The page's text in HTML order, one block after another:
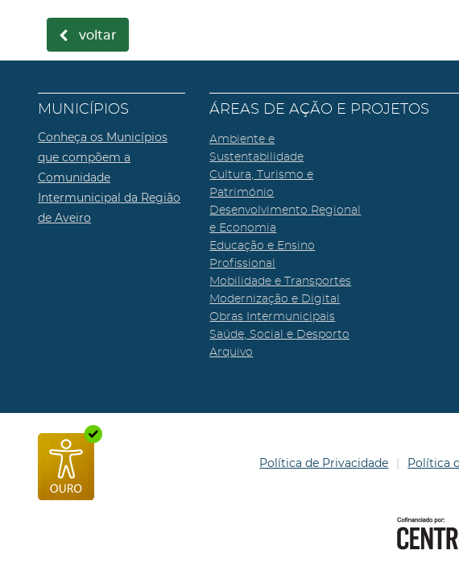
voltar
MUNICÍPIOS
Conheça os Municípios
que compõem a
Comunidade
Intermunicipal da Região
de Aveiro
ÁREAS DE AÇÃO E PROJETOS
Ambiente e
Sustentabilidade
Cultura, Turismo e
Património
Desenvolvimento Regional
e Economia
Educação e Ensino
Profissional
Mobilidade e Transportes
Modernização e Digital
Obras Intermunicipais
Saúde, Social e Desporto
Arquivo
Política de Privacidade Política